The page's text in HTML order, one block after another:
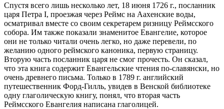
Спустя всего лишь несколько лет, 18 июня 1726 г., посланник
царя Петра I, проезжая через Реймс на Аахенские воды,
осматривал вместе со своим секретарем ризницу Реймсского
собора. Им также показали знаменитое Евангелие, которое
они не только читали очень легко, но даже перевели, по
желанию одного реймского каноника, первую страницу.
Вторую часть посланник царя не смог прочесть. Он сказал,
что эта книга содержит Евангельские чтения по-славянски, но
очень древнего письма. Только в 1789 г. английский
путешественник Форд-Гилль, увидев в Венской библиотеке
одну глаголическую книгу, понял, что вторая часть
Реймсского Евангелия написана глаголицей.